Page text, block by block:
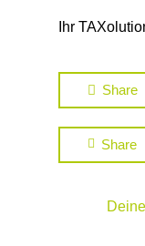
Ihr
Share
Share